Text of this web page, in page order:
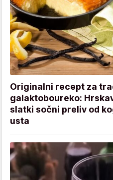
Originalni recept za
galaktoboureko:
slatki sočni preliv od
usta